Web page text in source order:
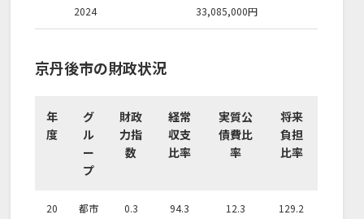
2024 33,085,000円
京丹後市の財政状況
年
度
グ
ル
ー
プ
財政
力指
数
経常
収支
比率
実質公
債費比
率
将来
負担
比率
20
都市
0.3 94.3 12.3 129.2